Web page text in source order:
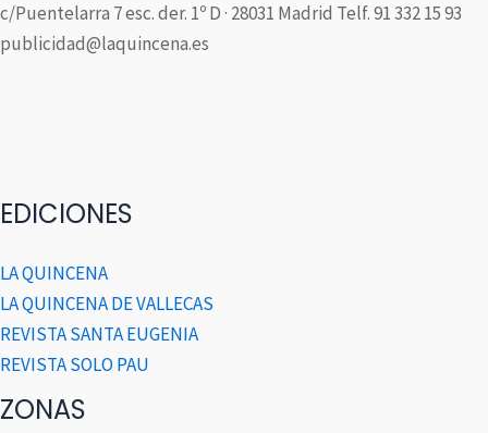
c/Puentelarra 7 esc. der. 1º D · 28031 Madrid Telf. 91 332 15 93
publicidad@laquincena.es
EDICIONES
LA QUINCENA
LA QUINCENA DE VALLECAS
REVISTA SANTA EUGENIA
REVISTA SOLO PAU
ZONAS